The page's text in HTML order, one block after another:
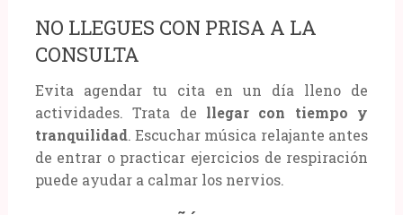
NO LLEGUES CON PRISA A LA
CONSULTA
Evita agendar tu cita en un día lleno de
actividades. Trata de llegar con tiempo y
tranquilidad. Escuchar música relajante antes
de entrar o practicar ejercicios de respiración
puede ayudar a calmar los nervios.